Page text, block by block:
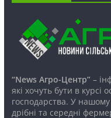
“News Агро-Центр”–
які хочуть бути в курсі
господарства. У
дрібні та середні